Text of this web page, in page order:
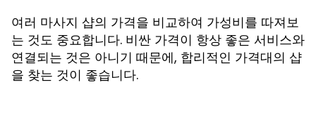
여러 마사지 샵의 가격을 비교하여 가성비를 따져보
는 것도 중요합니다. 비싼 가격이 항상 좋은 서비스와
연결되는 것은 아니기 때문에, 합리적인 가격대의 샵
을 찾는 것이 좋습니다.